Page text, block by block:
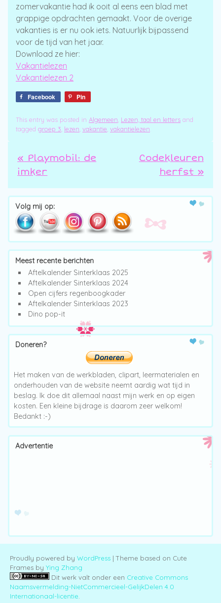
zomervakantie had ik ooit al eens een blad met
grappige opdrachten gemaakt. Voor de overige
vakanties is er nu ook iets. Natuurlijk bijpassend
voor de tijd van het jaar.
Download ze hier:
Vakantielezen
Vakantielezen 2
Facebook Pin
This entry was posted in Algemeen Lezen, taal en letters and
tagged groep 3 lezen vakantie vakantielezen
Post navigation
« Playmobil: de
imker
Codekleuren
herfst »
Volg mij op:
Meest recente berichten
Aftelkalender Sinterklaas 2025
Aftelkalender Sinterklaas 2024
Open cijfers regenboogkader
Aftelkalender Sinterklaas 2023
Dino pop-it
Doneren?
Het maken van de werkbladen, clipart, leermaterialen en
onderhouden van de website neemt aardig wat tijd in
beslag. Ik doe dit allemaal naast mijn werk en op eigen
kosten. Een kleine bijdrage is daarom zeer welkom!
Bedankt :-)
Advertentie
Proudly powered by WordPress | Theme based on Cute
Frames by Ying Zhang
Dit werk valt onder een Creative Commons
Naamsvermelding-NietCommercieel-GelijkDelen 4.0
Internationaal-licentie.